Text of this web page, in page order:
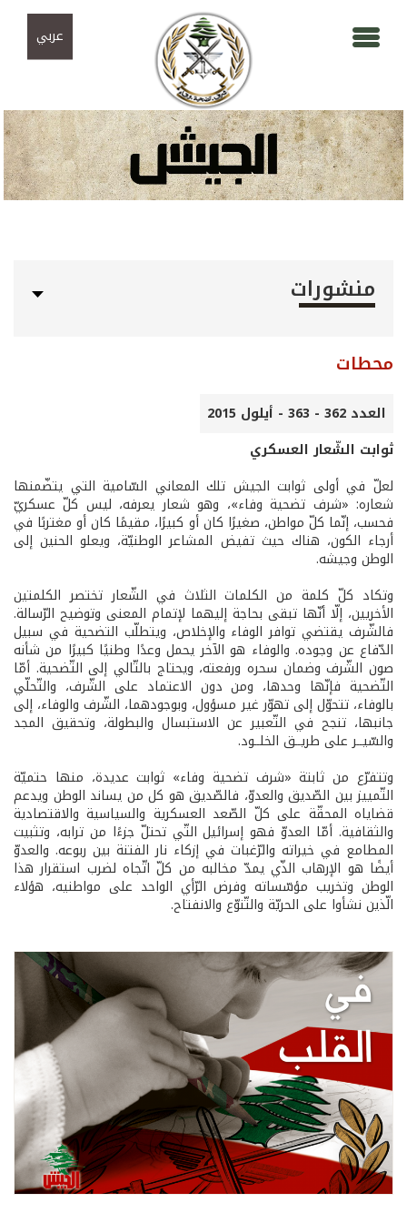
عربي
منشورات
محطات
العدد 362 - 363 - أيلول 2015
ثوابت الشّعار العسكري
لعلّ في أولى ثوابت الجيش تلك المعاني السّامية التي يتضّمنها
شعاره: «شرف تضحية وفاء»، وهو شعار يعرفه، ليس كلّ عسكريّ
فحسب، إنّما كلّ مواطن، صغيرًا كان أو كبيرًا، مقيمًا كان أو مغتربًا في
أرجاء الكون، هناك حيث تفيض المشاعر الوطنيّة، ويعلو الحنين إلى
الوطن وجيشه.
وتكاد كلّ كلمة من الكلمات الثلاث في الشّعار تختصر الكلمتين
الأخريين، إلّا أنّها تبقى بحاجة إليهما لإتمام المعنى وتوضيح الرّسالة.
فالشّرف يقتضي توافر الوفاء والإخلاص، ويتطلّب التضحية في سبيل
الدّفاع عن وجوده. والوفاء هو الآخر يحمل وعدًا وطنيًا كبيرًا من شأنه
صون الشّرف وضمان سحره ورفعته، ويحتاج بالتّالي إلى التّضحية. أمّا
التّضحية فإنّها وحدها، ومن دون الاعتماد على الشّرف، والتّحلّي
بالوفاء، تتحوّل إلى تهوّر غير مسؤول، وبوجودهما، الشّرف والوفاء، إلى
جانبها، تنجح في التّعبير عن الاستبسال والبطولة، وتحقيق المجد
والسّيــر على طريــق الخلــود.
وتتفرّع من ثابتة «شرف تضحية وفاء» ثوابت عديدة، منها حتميّة
التّمييز بين الصّديق والعدوّ، فالصّديق هو كل من يساند الوطن ويدعم
قضاياه المحقّة على كلّ الصّعد العسكرية والسياسية والاقتصادية
والثقافية. أمّا العدوّ فهو إسرائيل التّي تحتلّ جزءًا من ترابه، وتثبيت
المطامع في خيراته والرّغبات في إزكاء نار الفتنة بين ربوعه. والعدوّ
أيضًا هو الإرهاب الذّي يمدّ مخالبه من كلّ اتّجاه لضرب استقرار هذا
الوطن وتخريب مؤسّساته وفرض الرّأي الواحد على مواطنيه، هؤلاء
الّذين نشأوا على الحريّة والتّنوّع والانفتاح.